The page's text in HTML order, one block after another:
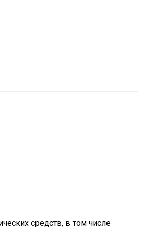
средств, в том числе